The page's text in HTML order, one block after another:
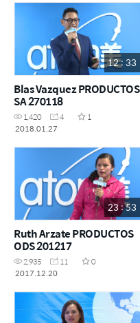
12 : 33
Blas Vazquez PRODUCTOS
SA 270118
1,420 4
1
2018.01.27
23 : 53
Ruth Arzate PRODUCTOS
ODS 201217
2,935 11
0
2017.12.20